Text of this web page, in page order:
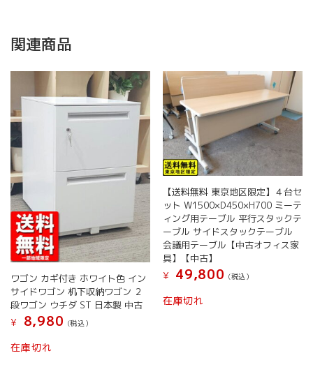
関連商品
ワゴン カギ付き ホワイト色 イン
サイドワゴン 机下収納ワゴン ２
段ワゴン ウチダ ST 日本製 中古
¥
8,980 (税込）
在庫切れ
【送料無料 東京地区限定】４台セ
ット W1500×D450×H700 ミーテ
ィング用テーブル 平行スタックテ
ーブル サイドスタックテーブル
会議用テーブル【中古オフィス家
具】【中古】
¥
49,800 (税込）
在庫切れ